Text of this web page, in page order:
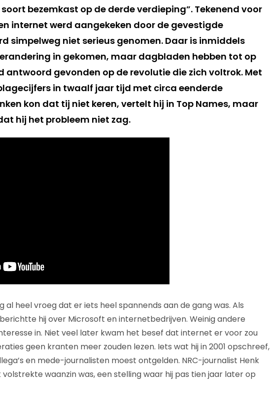
bezemkast op de derde verdieping”. Tekenend voor
internet werd aangekeken door de gevestigde
simpelweg niet serieus genomen. Daar is inmiddels
in gekomen, maar dagbladen hebben tot op
antwoord gevonden op de revolutie die zich voltrok. Met
in twaalf jaar tijd met circa eenderde
kon dat tij niet keren, vertelt hij in Top Names, maar
hij het probleem niet zag.
al heel vroeg dat er iets heel spannends aan de gang was. Als
hij over Microsoft en internetbedrijven. Weinig andere
in. Niet veel later kwam het besef dat internet er voor zou
geen kranten meer zouden lezen. Iets wat hij in 2001 opschreef,
en mede-journalisten moest ontgelden. NRC-journalist Henk
waanzin was, een stelling waar hij pas tien jaar later op